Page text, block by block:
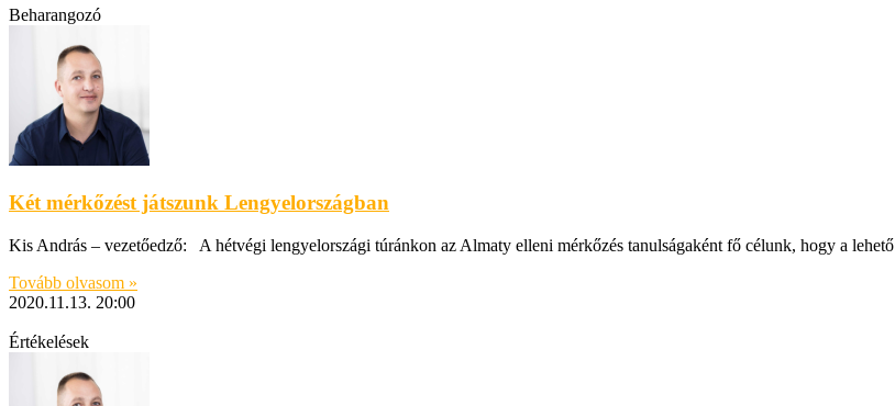
Beharangozó
Két mérkőzést játszunk Lengyelországban
Kis András – vezetőedző: A hétvégi lengyelországi túránkon az Almaty elleni mérkőzés tanulságaként fő célunk, hogy a
Tovább olvasom »
2020.11.13. 20:00
Értékelések